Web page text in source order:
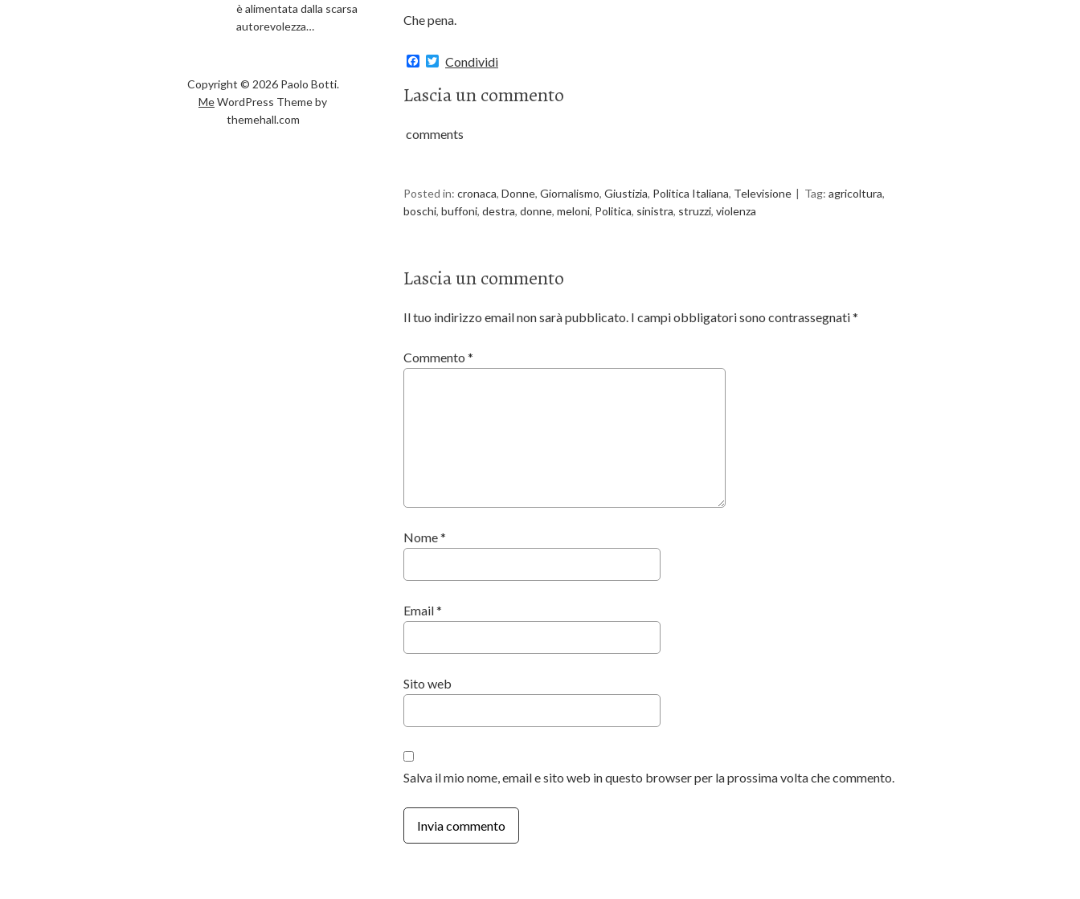
Che pena.
F
e
o
T
w
i
t
r
Condividi
Lascia un commento
comments
Posted in: cronaca, Donne, Giornalismo, Giustizia, Politica Italiana, Televisione Tag: agricoltura,
boschi, buffoni, destra, donne, meloni, Politica, sinistra, struzzi, violenza
Lascia un commento
Il tuo indirizzo email non sarà pubblicato. I campi obbligatori sono contrassegnati*
Commento *
Nome*
Email*
Sito web
Salva il mio nome, email e sito web in questo browser per la prossima volta che commento.
è alimentata dalla scarsa
autorevolezza…
Copyright © 2026 Paolo Botti.
MeWordPress Theme by
themehall.com